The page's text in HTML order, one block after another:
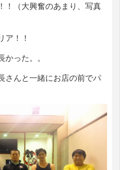
！（大興奮のあまり、写真
ア！！
った。。
さんと一緒にお店の前でパ